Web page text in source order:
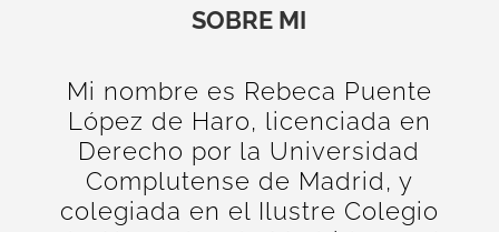
SOBRE MI
Mi nombre es Rebeca Puente
López de Haro, licenciada en
Derecho por la Universidad
Complutense de Madrid, y
colegiada en el Ilustre Colegio